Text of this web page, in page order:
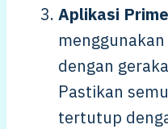
Aplikasi
dengan
Pastikan
tertutup